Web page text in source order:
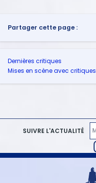
Partager cette page :
Dernières critiques
Mises en scène avec critiques
SUIVRE L'ACTUALITÉ